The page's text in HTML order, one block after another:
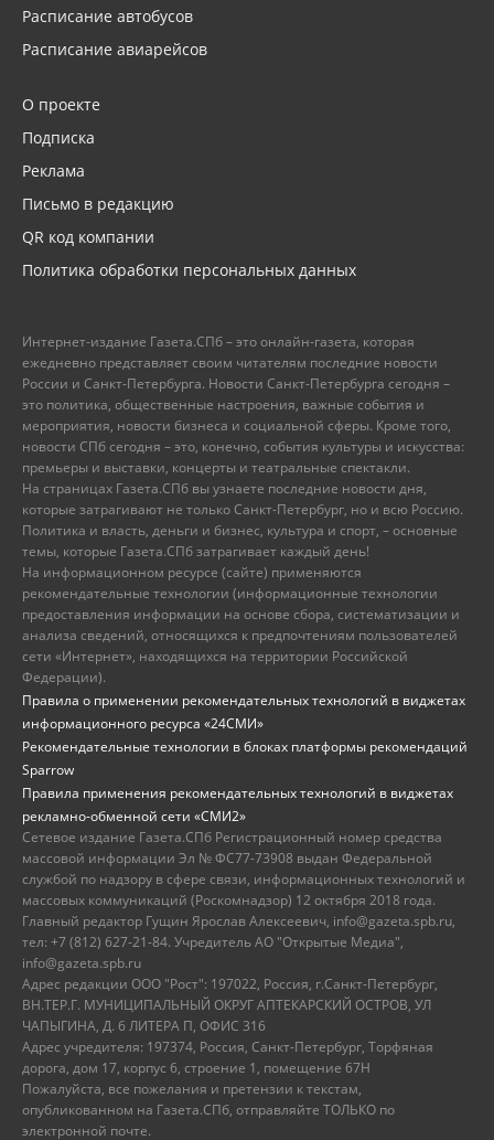
Расписание автобусов
Расписание авиарейсов
О проекте
Подписка
Реклама
Письмо в редакцию
QR код компании
Политика обработки персональных данных
Интернет-издание Газета.СПб – это онлайн-газета, которая
ежедневно представляет своим читателям последние новости
России и Санкт-Петербурга. Новости Санкт-Петербурга сегодня –
это политика, общественные настроения, важные события и
мероприятия, новости бизнеса и социальной сферы. Кроме того,
новости СПб сегодня – это, конечно, события культуры и искусства:
премьеры и выставки, концерты и театральные спектакли.
На страницах Газета.СПб вы узнаете последние новости дня,
которые затрагивают не только Санкт-Петербург, но и всю Россию.
Политика и власть, деньги и бизнес, культура и спорт, – основные
темы, которые Газета.СПб затрагивает каждый день!
На информационном ресурсе (сайте) применяются
рекомендательные технологии (информационные технологии
предоставления информации на основе сбора, систематизации и
анализа сведений, относящихся к предпочтениям пользователей
сети «Интернет», находящихся на территории Российской
Федерации).
Правила о применении рекомендательных технологий в виджетах
информационного ресурса «24СМИ»
Рекомендательные технологии в блоках платформы рекомендаций
Sparrow
Правила применения рекомендательных технологий в виджетах
рекламно-обменной сети «СМИ2»
Сетевое издание Газета.СПб Регистрационный номер средства
массовой информации Эл № ФС77-73908 выдан Федеральной
службой по надзору в сфере связи, информационных технологий и
массовых коммуникаций (Роскомнадзор) 12 октября 2018 года.
Главный редактор Гущин Ярослав Алексеевич, info@gazeta.spb.ru,
тел: +7 (812) 627-21-84. Учредитель АО "Открытые Медиа",
info@gazeta.spb.ru
Адрес редакции ООО "Рост": 197022, Россия, г.Санкт-Петербург,
ВН.ТЕР.Г. МУНИЦИПАЛЬНЫЙ ОКРУГ АПТЕКАРСКИЙ ОСТРОВ, УЛ
ЧАПЫГИНА, Д. 6 ЛИТЕРА П, ОФИС 316
Адрес учредителя: 197374, Россия, Санкт-Петербург, Торфяная
дорога, дом 17, корпус 6, строение 1, помещение 67Н
Пожалуйста, все пожелания и претензии к текстам,
опубликованном на Газета.СПб, отправляйте ТОЛЬКО по
электронной почте.